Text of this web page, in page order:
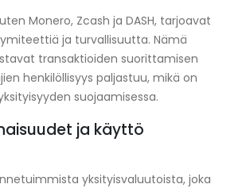
Monero, Zcash ja DASH, tarjoavat
ja turvallisuutta. Nämä
transaktioiden suorittamisen
henkilöllisyys paljastuu, mikä on
suojaamisessa.
ja käyttö
yksityisvaluutoista, joka